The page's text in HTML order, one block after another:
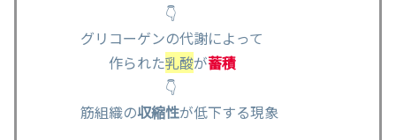
👇
グリコーゲンの代謝によって
作られた乳酸が蓄積
👇
筋組織の収縮性が低下する現象